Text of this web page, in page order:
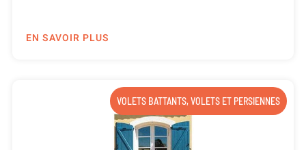
EN SAVOIR PLUS
VOLETS BATTANTS,VOLETS ET PERSIENNES